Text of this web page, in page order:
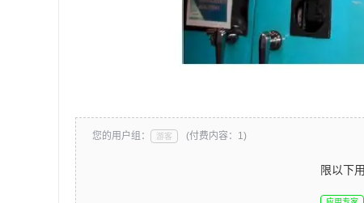
您的用户组： 游客 (付费内容：1)
限以下